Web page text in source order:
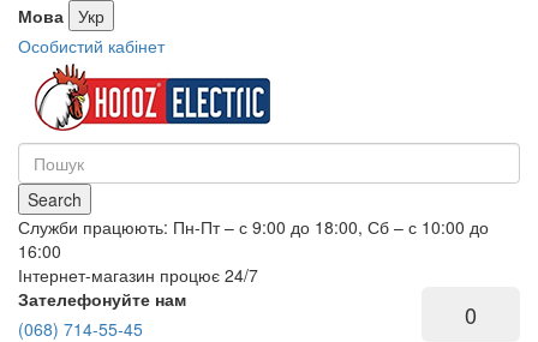
Мова Укр
Особистий кабінет
Search
Служби працюють: Пн-Пт – с 9:00 до 18:00, Сб – с 10:00 до
16:00
Інтернет-магазин процює 24/7
Зателефонуйте нам
(068) 714-55-45
0